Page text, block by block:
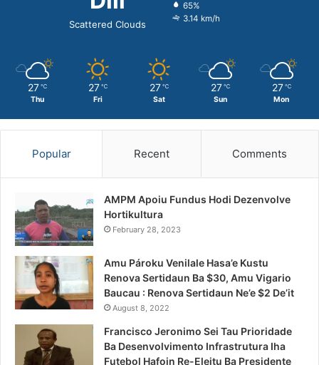
Scattered Clouds
65%
3.14 km/h
27 ℃
Thu
27 ℃
Fri
27 ℃
Sat
27 ℃
Sun
27 ℃
Mon
Popular Recent Comments
AMPM Apoiu Fundus Hodi Dezenvolve
Hortikultura
February 28, 2023
Amu Pároku Venilale Hasa’e Kustu
Renova Sertidaun Ba $30, Amu Vigario
Baucau : Renova Sertidaun Ne’e $2 De’it
August 8, 2022
Francisco Jeronimo Sei Tau Prioridade
Ba Desenvolvimento Infrastrutura Iha
Futebol Hafoin Re-Eleitu Ba Presidente